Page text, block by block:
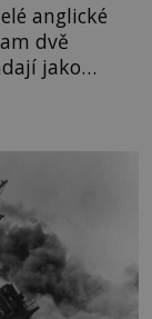
anglické
dvě
jako
Jejich
Anglie a ani